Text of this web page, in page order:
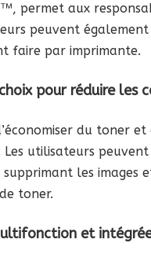
permet aux
peuvent
faire par imprimante.
pour réduire les
du toner et
Les utilisateurs peuvent
les images
toner.
et